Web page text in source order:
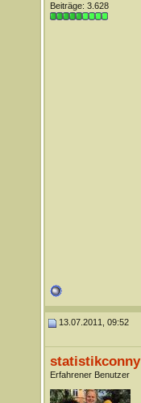
Beiträge: 3.628
13.07.2011, 09:52
statistikconny
Erfahrener Benutzer